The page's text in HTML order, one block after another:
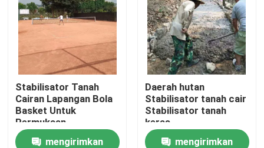
Tur Pabrik
Kontrol Kualitas
Hubungi Kami
Permintaan Penawaran
Stabilisator Tanah
Cairan Lapangan Bola
Basket Untuk
Permukaan
Pembangunan Jalan
mengirimkan
Daerah hutan
Stabilisator tanah cair
Stabilisator tanah
keras
mengirimkan